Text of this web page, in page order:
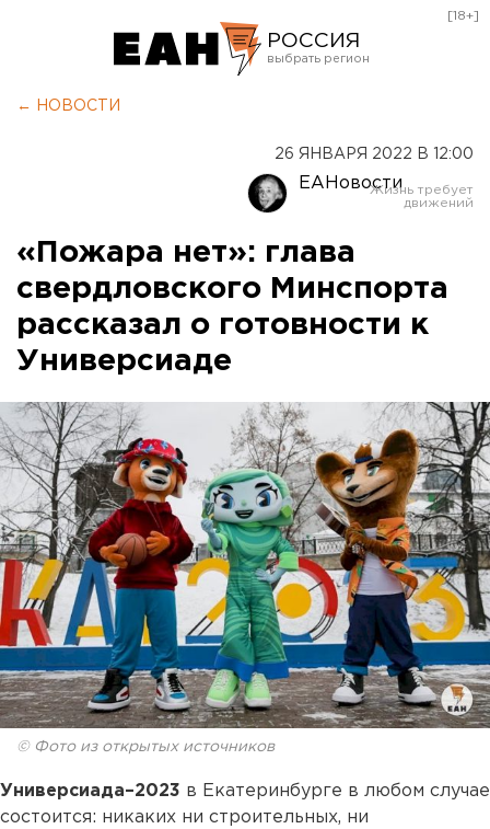
РОССИЯ
Оренбург
[18+]
← НОВОСТИ
26 ЯНВАРЯ 2022 В 12:00
ЕАНовости
«Пожара нет»: глава
свердловского Минспорта
рассказал о готовности к
Универсиаде
© Фото из открытых источников
Универсиада–2023 в Екатеринбурге в любом случае
состоится: никаких ни строительных, ни